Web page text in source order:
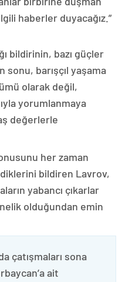
haberler duyacağız.”
bildirinin, bazı güçler
barışçıl yaşama
olarak değil,
yorumlanmaya
değerlerle
her zaman
bildiren Lavrov,
yabancı çıkarlar
olduğundan emin
çatışmaları sona
ait